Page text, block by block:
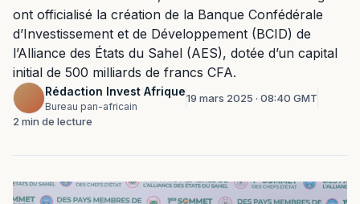
ont officialisé la création de la Banque Confédérale
d’Investissement et de Développement (BCID) de
l’Alliance des États du Sahel (AES), dotée d’un capital
initial de 500 milliards de francs CFA.
Rédaction Invest Afrique
Bureau pan-africain
19 mars 2025 · 08:40 GMT
2 min de lecture